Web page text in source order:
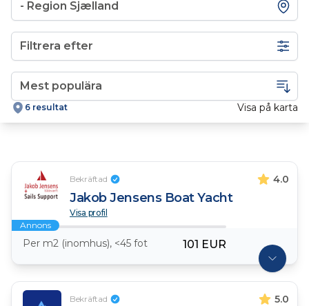
Filtrera efter
6 resultat Visa på karta
Bekräftad 4.0
Jakob Jensens Boat Yacht
Visa profil
Annons
Per m2 (inomhus), <45 fot 101 EUR
Bekräftad 5.0